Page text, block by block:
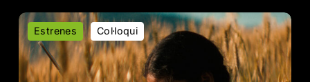
La
Hija
Cóndor
Col·loqui
Estrenes